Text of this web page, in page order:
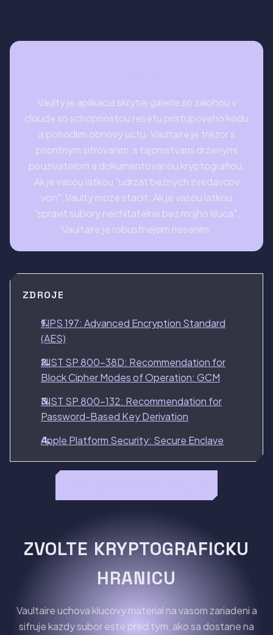
Vaulty je aplikacia skrytej galerie so zalohou v
cloude so schopnostou resetu pristupoveho kodu
a pohodlim obnovy uctu. Vaultaire je trezor s
prioritnym sifrovanim, s tajomstvami drzenymi
pouzivatelom a dokumentovanou kryptografiou.
Ak je vasou latkou "udrzat beznych zvedavcov
von", Vaulty moze stacit. Ak je vasou latkou
"spravit subory nechitatelne bez mojho kluca",
Vaultaire je robustnejsim riesenim.
ZDROJE
FIPS 197: Advanced Encryption Standard
(AES)
NIST SP 800-38D: Recommendation for
Block Cipher Modes of Operation: GCM
NIST SP 800-132: Recommendation for
Password-Based Key Derivation
Apple Platform Security: Secure Enclave
ZVOLTE KRYPTOGRAFICKU
HRANICU
Vaultaire uchova klucovy material na vasom zariadeni a
sifruje kazdy subor este pred tym, ako sa dostane na